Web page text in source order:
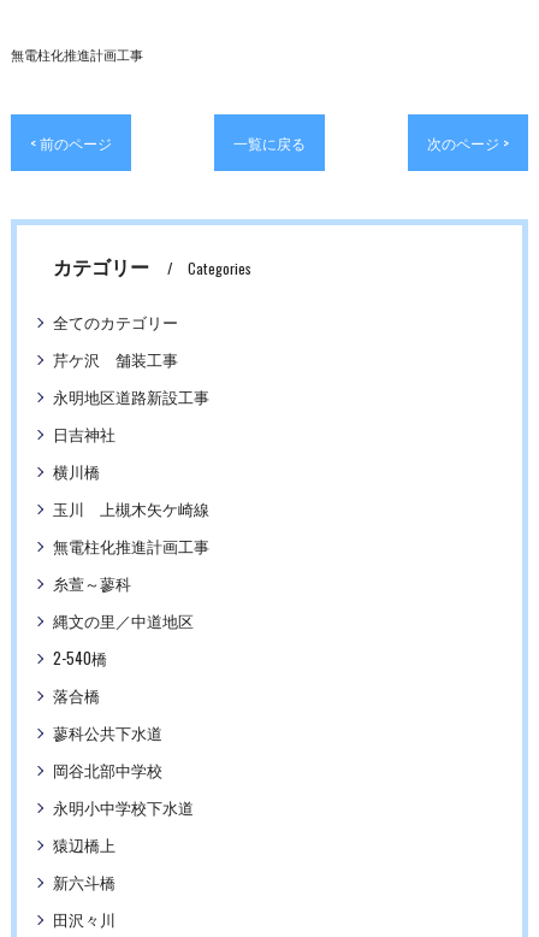
無電柱化推進計画工事
< 前のページ 一覧に戻る 次のページ >
カテゴリー Categories
全てのカテゴリー
芹ケ沢 舗装工事
永明地区道路新設工事
日吉神社
横川橋
玉川 上槻木矢ケ崎線
無電柱化推進計画工事
糸萱～蓼科
縄文の里／中道地区
2-540橋
落合橋
蓼科公共下水道
岡谷北部中学校
永明小中学校下水道
猿辺橋上
新六斗橋
田沢々川